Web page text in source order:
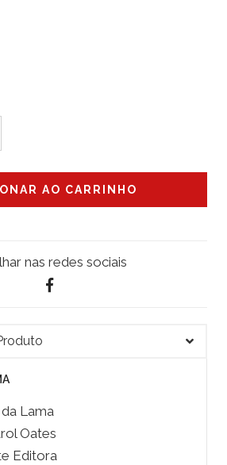
nas redes sociais
Lama
Oates
Editora